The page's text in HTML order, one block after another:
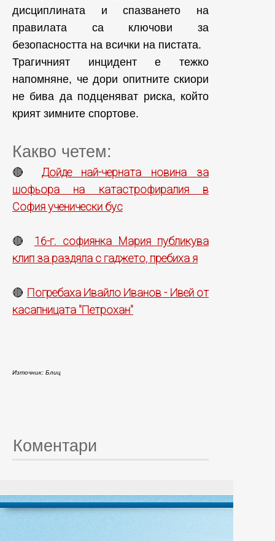
дисциплината и спазването на
правилата са ключови за
безопасността на всички на пистата.
Трагичният инцидент е тежко
напомняне, че дори опитните скиори
не бива да подценяват риска, който
крият зимните спортове.
Какво четем:
🔴 Дойде най-черната новина за
шофьора на катастрофиралия в
София ученически бус
🔴 16-г. софиянка Мария публикува
клип за раздяла с гаджето, пребиха я
🔴 Погребаха Ивайло Иванов - Ивей от
касапницата "Петрохан"
Източник: Блиц
Коментари